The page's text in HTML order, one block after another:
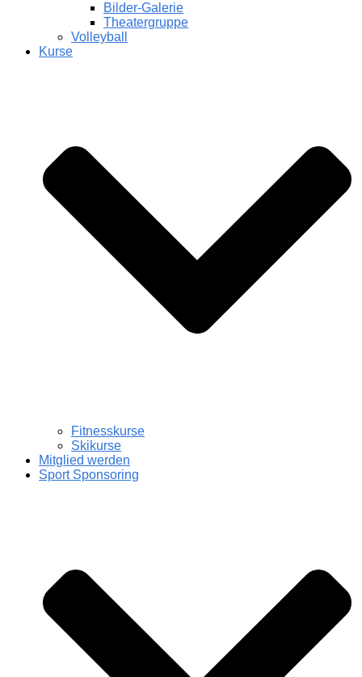
Bilder-Galerie
Theatergruppe
Volleyball
Kurse
Fitnesskurse
Skikurse
Mitglied werden
Sport Sponsoring